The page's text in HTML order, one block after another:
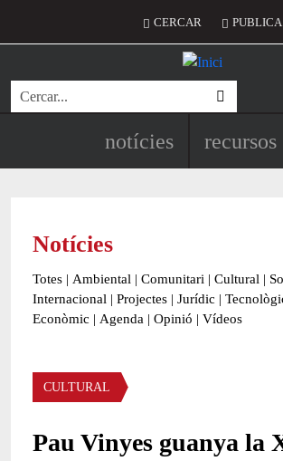
Menú del
CERCAR PUBLICA
Cerca
Navegació
notícies recursos
Notícies
Totes | Ambiental | Comunitari | Cultural |
Internacional | Projectes | Jurídic |
Econòmic | Agenda | Opinió | Vídeos
Àmbit de la notícia
CULTURAL
Pau Vinyes guanya la